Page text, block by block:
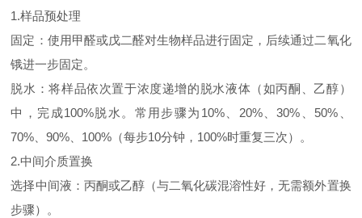
1.样品预处理
固定：使用甲醛或戊二醛对生物样品进行固定，后续通过二氧化
锇进一步固定。
脱水：将样品依次置于浓度递增的脱水液体（如丙酮、乙醇）
中，完成100%脱水。常用步骤为10%、20%、30%、50%、
70%、90%、100%（每步10分钟，100%时重复三次）。
2.中间介质置换
选择中间液：丙酮或乙醇（与二氧化碳混溶性好，无需额外置换
步骤）。